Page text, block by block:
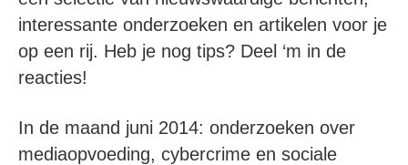
interessante onderzoeken en artikelen voor je
op een rij. Heb je nog tips? Deel ‘m in de
reacties!
In de maand juni 2014: onderzoeken over
mediaopvoeding, cybercrime en sociale